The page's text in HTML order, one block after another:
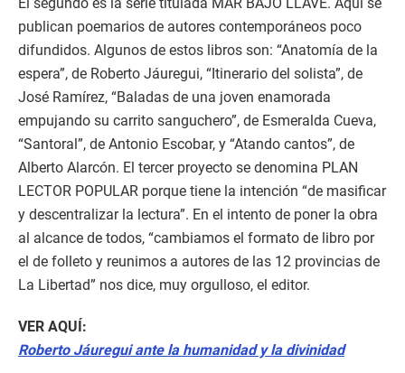
publican poemarios de autores contemporáneos poco
difundidos. Algunos de estos libros son: “Anatomía de la
espera”, de Roberto Jáuregui, “Itinerario del solista”, de
José Ramírez, “Baladas de una joven enamorada
empujando su carrito sanguchero”, de Esmeralda Cueva,
“Santoral”, de Antonio Escobar, y “Atando cantos”, de
Alberto Alarcón. El tercer proyecto se denomina PLAN
LECTOR POPULAR porque tiene la intención “de masificar
y descentralizar la lectura”. En el intento de poner la obra
al alcance de todos, “cambiamos el formato de libro por
el de folleto y reunimos a autores de las 12 provincias de
La Libertad” nos dice, muy orgulloso, el editor.
VER AQUÍ:
Roberto Jáuregui ante la humanidad y la divinidad